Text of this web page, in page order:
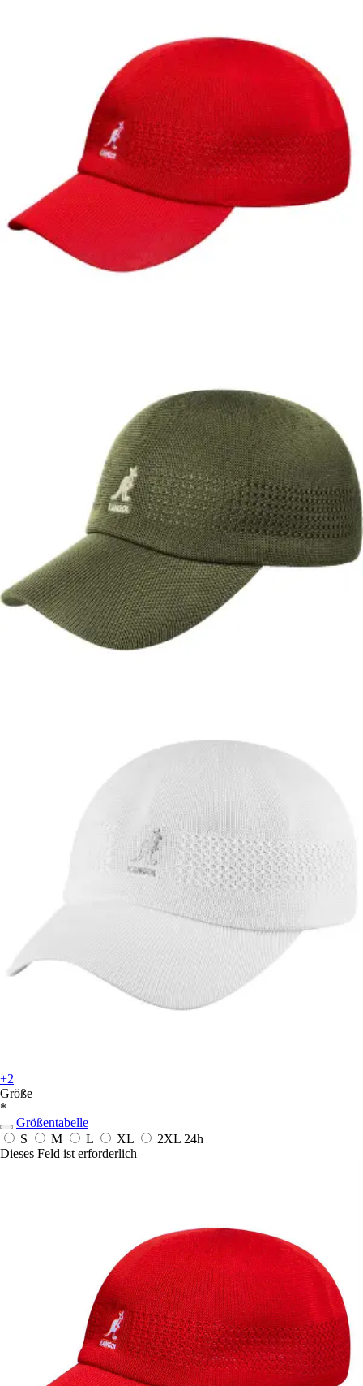
+2
Größe
*
Größentabelle
S
M L XL 2XL 24h
Dieses Feld ist erforderlich